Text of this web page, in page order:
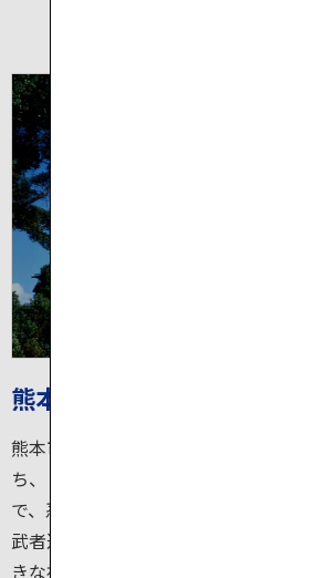
熊本城
熊本市中心市街地の小高い山の上に
ち、「日本三名城」のひとつである
で、忍者でさえも登ることができな
武者返しとも呼ばれています。2016
きな被害をうけましたが、全国から